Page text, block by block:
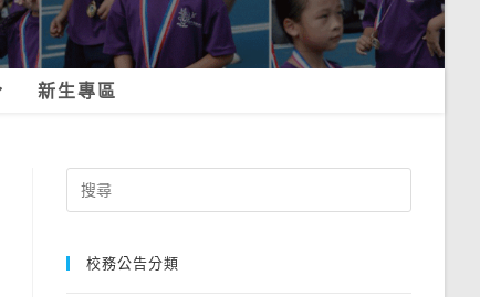
新生專區
Search
for:
校務公告分類